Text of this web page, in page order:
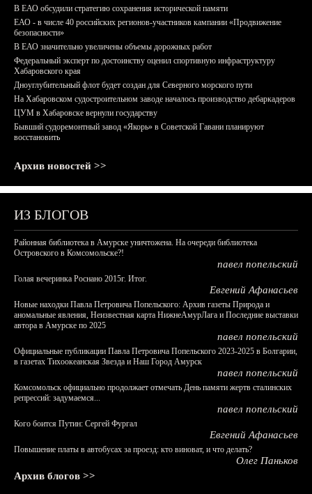
В ЕАО обсудили стратегию сохранения исторической памяти
ЕАО - в числе 40 российских регионов-участников кампании «Продвижение
безопасности»
В ЕАО значительно увеличены объемы дорожных работ
Федеральный эксперт по достоинству оценил спортивную инфраструктуру
Хабаровского края
Дноуглубительный флот будет создан для Северного морского пути
На Хабаровском судостроительном заводе началось производство дебаркадеров
ЦУМ в Хабаровске вернули государству
Бывший судоремонтный завод «Якорь» в Советской Гавани планируют
восстановить
Архив новостей >>
ИЗ БЛОГОВ
Районная библиотека в Амурске уничтожена. На очереди библиотека
Островского в Комсомольске?!
павел попельский
Голая вечеринка Роснано 2015г. Итог.
Евгений Афанасьев
Новые находки Павла Петровича Попельского: Архив газеты Природа и
аномальные явления, Неизвестная карта НижнеАмурЛага и Последние выставки
автора в Амурске по 2025
павел попельский
Официальные публикации Павла Петровича Попельского 2023-2025 в Болгарии,
в газетах Тихоокеанская Звезда и Наш Город Амурск
павел попельский
Комсомольск официально продолжает отмечать День памяти жертв сталинских
репрессий: задумаемся...
павел попельский
Кого боится Путин: Сергей Фургал
Евгений Афанасьев
Повышение платы в автобусах за проезд: кто виноват, и что делать?
Олег Паньков
Архив блогов >>